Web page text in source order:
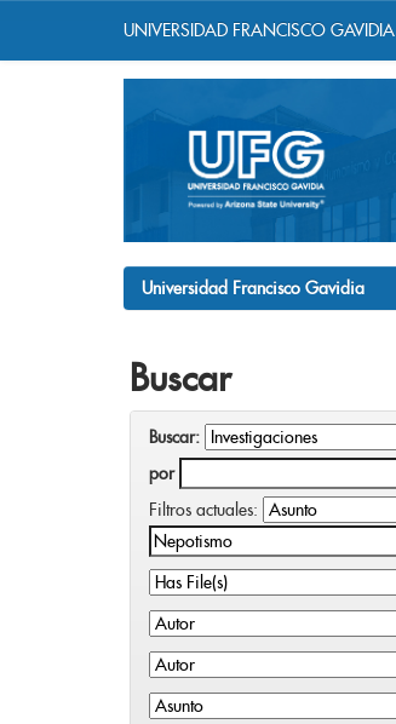
UNIVERSIDAD FRANCISCO GAVIDIA
Universidad Francisco Gavidia
Buscar
Buscar:
por
Filtros actuales: